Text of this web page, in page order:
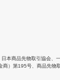
日本商品先物取引協会
商）第195号、商品先物